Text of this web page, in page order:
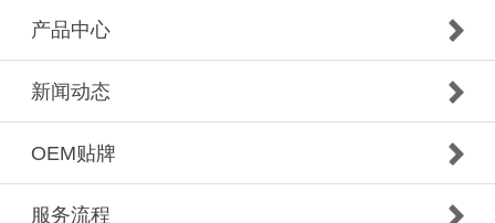
产品中心
新闻动态
OEM贴牌
服务流程